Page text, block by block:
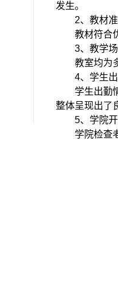
发生。
2、教材
教材符合
3、教学
教室均为
4、学生
学生出勤
整体呈现出了
5、学院
学院检查